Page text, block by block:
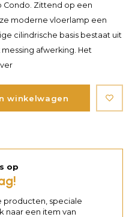
Condo. Zittend op een
moderne vloerlamp een
cilindrische basis bestaat uit
afwerking. Het
winkelwagen
op
producten, speciale
naar een item van